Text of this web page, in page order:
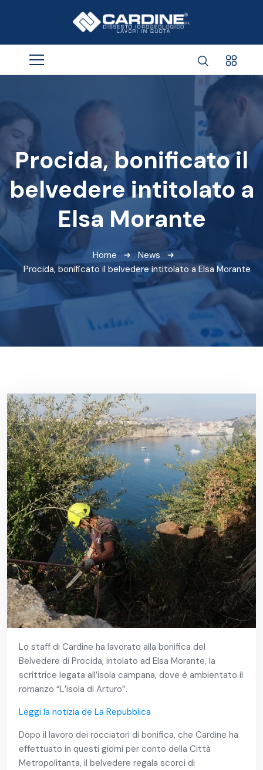
Procida, bonificato il
belvedere intitolato a
Elsa Morante
Home
News
Procida, bonificato il belvedere intitolato a Elsa Morante
Lo staff di Cardine ha lavorato alla bonifica del
Belvedere di Procida, intolato ad Elsa Morante, la
scrittrice legata all’isola campana, dove è ambientato il
romanzo “L’isola di Arturo”.
Leggi la notizia de La Repubblica
Dopo il lavoro dei rocciatori di bonifica, che Cardine ha
effettuato in questi giorni per conto della Città
Metropolitanta, il belvedere regala scorci di